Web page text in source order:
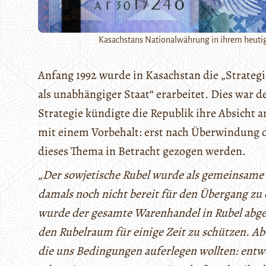
Kasachstans Nationalwährung in ihrem
Anfang 1992 wurde in Kasachstan die
als unabhängiger Staat“ erarbeitet. Dies war
Strategie kündigte die Republik ihre Absicht
mit einem Vorbehalt: erst nach
dieses Thema in Betracht gezogen werden.
„Der sowjetische Rubel wurde als
damals noch nicht bereit für den Übergang
wurde der gesamte Warenhandel in Rubel
den Rubelraum für einige Zeit zu schützen.
die uns Bedingungen auferlegen wollten: